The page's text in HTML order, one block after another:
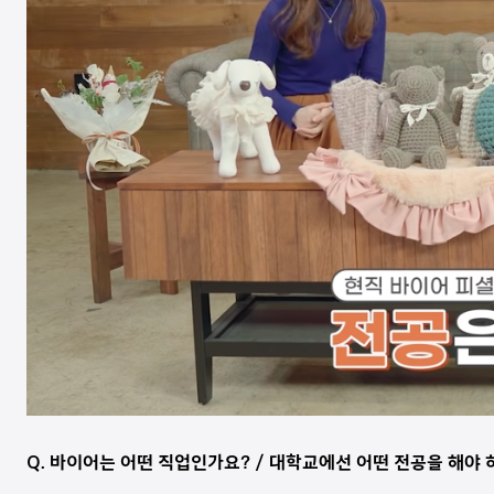
Q. 바이어는 어떤 직업인가요? / 대학교에선 어떤 전공을 해야